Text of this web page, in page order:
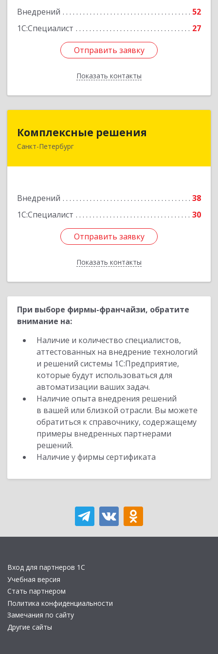
Внедрений
52
1С:Специалист
27
Отправить заявку
Показать контакты
Отправить заявку
Назад
Комплексные решения
Санкт-Петербург
Внедрений
38
1С:Специалист
30
Отправить заявку
Показать контакты
194044, Санкт-Петербург г, Беловодский пер,
Отправить заявку
Назад
При выборе фирмы-франчайзи, обратите
внимание на:
Наличие и количество специалистов,
аттестованных на внедрение технологий
и решений системы 1С:Предприятие,
которые будут использоваться для
автоматизации ваших задач.
Наличие опыта внедрения решений
в вашей или близкой отрасли. Вы можете
обратиться к справочнику, содержащему
примеры внедренных партнерами
решений.
Наличие у фирмы сертификата
Вход для партнеров 1С
Учебная версия
Стать партнером
Политика конфиденциальности
Замечания по сайту
Другие сайты